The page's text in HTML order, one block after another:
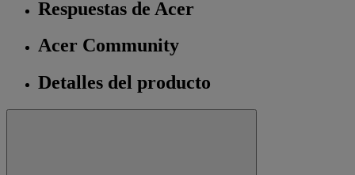
Respuestas de Acer
Acer Community
Detalles del producto